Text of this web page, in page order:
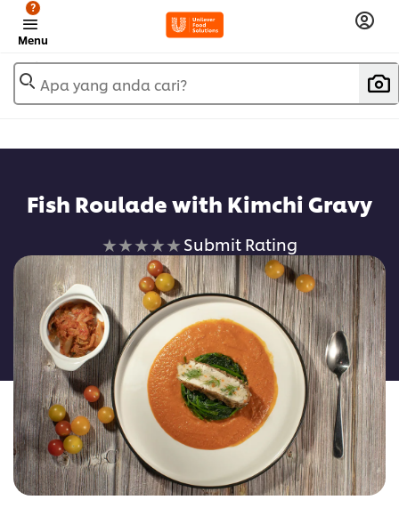
Menu
?
Apa yang anda cari?
Fish Roulade with Kimchi Gravy
No
ratings
submitted
for
this
recipe
Submit Rating